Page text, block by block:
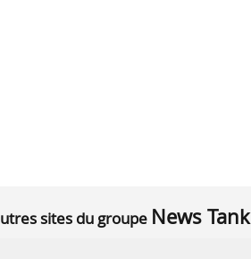
sites du groupe News Tank